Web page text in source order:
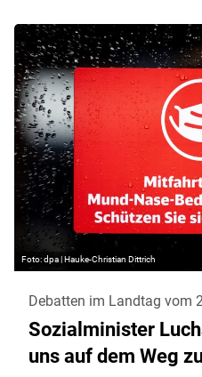
dpa | Hauke-Christian Dittrich
Debatten im Landtag vom
Sozialminister
uns auf dem Weg